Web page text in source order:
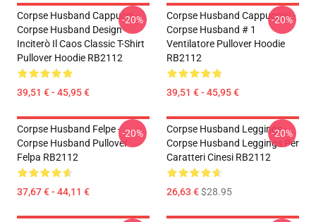
Corpse Husband Cappucci -
Corpse Husband Design
Inciterò Il Caos Classic T-Shirt
Pullover Hoodie RB2112
39,51 € - 45,95 €
-20%
Corpse Husband Cappuccini -
Corpse Husband # 1
Ventilatore Pullover Hoodie
RB2112
39,51 € - 45,95 €
-20%
Corpse Husband Felpe -
Corpse Husband Pullover
Felpa RB2112
37,67 € - 44,11 €
-20%
Corpse Husband Leggings -
Corpse Husband Leggings Per
Caratteri Cinesi RB2112
26,63 €$28.95
-20%